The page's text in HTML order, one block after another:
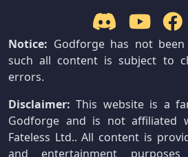
Notice: Godforge has not
such all content is subject to
errors.
Disclaimer: This website is a
Godforge and is not affiliated
Fateless Ltd.. All content is
and entertainment